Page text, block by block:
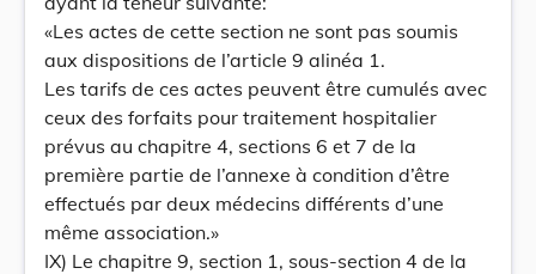
«Les actes de cette section ne sont pas soumis
aux dispositions de l’article 9 alinéa 1.
Les tarifs de ces actes peuvent être cumulés avec
ceux des forfaits pour traitement hospitalier
prévus au chapitre 4, sections 6 et 7 de la
première partie de l’annexe à condition d’être
effectués par deux médecins différents d’une
même association.»
IX) Le chapitre 9, section 1, sous-section 4 de la